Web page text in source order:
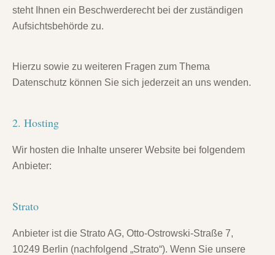
steht Ihnen ein Beschwerderecht bei der zuständigen
Aufsichtsbehörde zu.
Hierzu sowie zu weiteren Fragen zum Thema
Datenschutz können Sie sich jederzeit an uns wenden.
2. Hosting
Wir hosten die Inhalte unserer Website bei folgendem
Anbieter:
Strato
Anbieter ist die Strato AG, Otto-Ostrowski-Straße 7,
10249 Berlin (nachfolgend „Strato“). Wenn Sie unsere